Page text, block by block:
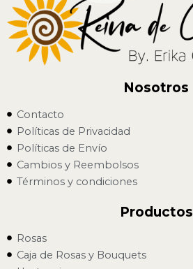
Nosotros
Contacto
Políticas de Privacidad
Políticas de Envío
Cambios y Reembolsos
Términos y condiciones
Productos
Rosas
Caja de Rosas y Bouquets